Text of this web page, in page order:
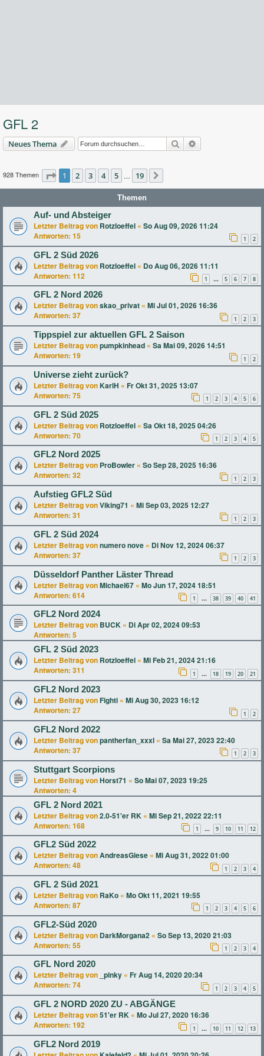
GFL 2
Neues Thema Suche
928 Themen Seite1 von 19
1 2 3 4 5 … 19
Themen
Auf- und Absteiger
Letzter Beitrag von Rotzloeffel « So Aug 09, 2026 11:24
Antworten: 15 1 2
GFL 2 Süd 2026
Letzter Beitrag von Rotzloeffel « Do Aug 06, 2026 11:11
Antworten: 112 1 … 5 6 7 8
GFL 2 Nord 2026
Letzter Beitrag vonskao_privat « Mi Jul 01, 2026 16:36
Antworten: 37 1 2 3
Tippspiel zur aktuellen GFL 2 Saison
Letzter Beitrag vonpumpkinhead « Sa Mai 09, 2026 14:51
Antworten: 19 1 2
Universe zieht zurück?
Letzter Beitrag von KarlH « Fr Okt 31, 2025 13:07
Antworten: 75 1 2 3 4 5 6
GFL 2 Süd 2025
Letzter Beitrag von Rotzloeffel « Sa Okt 18, 2025 04:26
Antworten: 70 1 2 3 4 5
GFL2 Nord 2025
Letzter Beitrag von ProBowler « So Sep 28, 2025 16:36
Antworten: 32 1 2 3
Aufstieg GFL2 Süd
Letzter Beitrag vonViking71 « Mi Sep 03, 2025 12:27
Antworten: 31 1 2 3
GFL 2 Süd 2024
Letzter Beitrag vonnumero nove « Di Nov 12, 2024 06:37
Antworten: 37 1 2 3
Düsseldorf Panther Läster Thread
Letzter Beitrag vonMichael67 « Mo Jun 17, 2024 18:51
Antworten: 614 1 … 38 39 40 41
GFL2 Nord 2024
Letzter Beitrag von BUCK « Di Apr 02, 2024 09:53
Antworten: 5
GFL 2 Süd 2023
Letzter Beitrag von Rotzloeffel « Mi Feb 21, 2024 21:16
Antworten: 311 1 … 18 19 20 21
GFL2 Nord 2023
Letzter Beitrag von Fighti « Mi Aug 30, 2023 16:12
Antworten: 27 1 2
GFL2 Nord 2022
Letzter Beitrag vonpantherfan_xxxl « Sa Mai 27, 2023 22:40
Antworten: 37 1 2 3
Stuttgart Scorpions
Letzter Beitrag vonHorst71 « So Mai 07, 2023 19:25
Antworten: 4
GFL 2 Nord 2021
Letzter Beitrag von2.0-51'er RK « Mi Sep 21, 2022 22:11
Antworten: 168 1 … 9 10 11 12
GFL2 Süd 2022
Letzter Beitrag vonAndreasGiese « Mi Aug 31, 2022 01:00
Antworten: 48 1 2 3 4
GFL 2 Süd 2021
Letzter Beitrag von RaKo « Mo Okt 11, 2021 19:55
Antworten: 87 1 2 3 4 5 6
GFL2-Süd 2020
Letzter Beitrag von DarkMorgana2 « So Sep 13, 2020 21:03
Antworten: 55 1 2 3 4
GFL Nord 2020
Letzter Beitrag von _pinky « Fr Aug 14, 2020 20:34
Antworten: 74 1 2 3 4 5
GFL 2 NORD 2020 ZU - ABGÄNGE
Letzter Beitrag von51'er RK « Mo Jul 27, 2020 16:36
Antworten: 192 1 … 10 11 12 13
GFL2 Nord 2019